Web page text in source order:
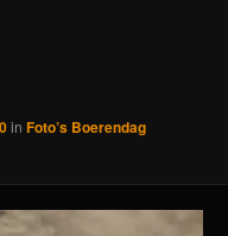
inFoto’s Boerendag